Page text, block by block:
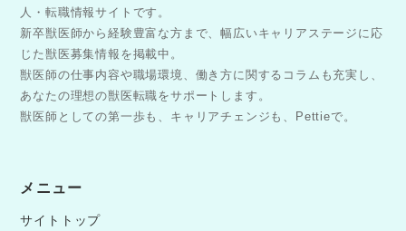
人・転職情報サイトです。
新卒獣医師から経験豊富な方まで、幅広いキャリアステージに応
じた獣医募集情報を掲載中。
獣医師の仕事内容や職場環境、働き方に関するコラムも充実し、
あなたの理想の獣医転職をサポートします。
獣医師としての第一歩も、キャリアチェンジも、Pettieで。
メニュー
サイトトップ